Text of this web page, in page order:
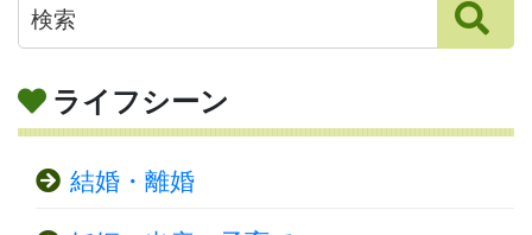
ライフシーン
結婚・離婚